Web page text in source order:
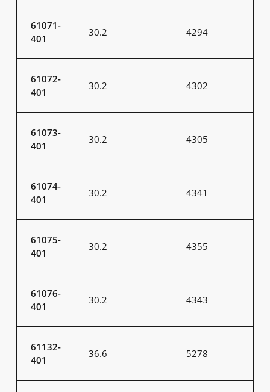
61071-
401
30.2 4294
61072-
401
30.2 4302
61073-
401
30.2 4305
61074-
401
30.2 4341
61075-
401
30.2 4355
61076-
401
30.2 4343
61132-
401
36.6 5278